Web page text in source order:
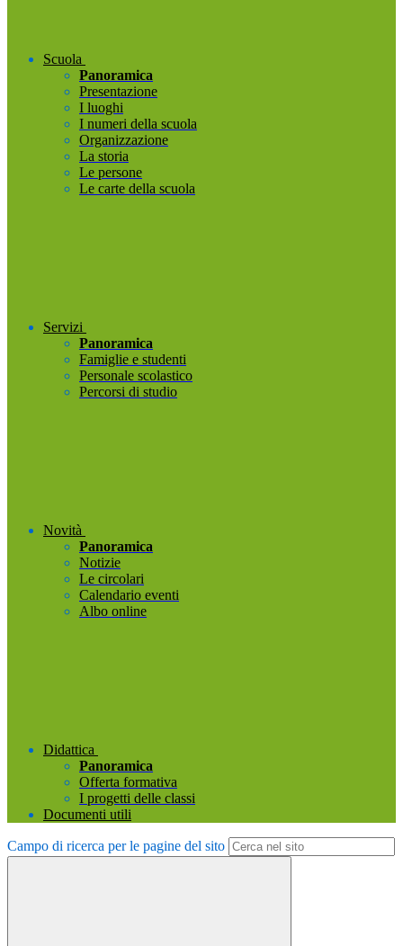
Scuola
Panoramica
Presentazione
I luoghi
I numeri della scuola
Organizzazione
La storia
Le persone
Le carte della scuola
Servizi
Panoramica
Famiglie e studenti
Personale scolastico
Percorsi di studio
Novità
Panoramica
Notizie
Le circolari
Calendario eventi
Albo online
Didattica
Panoramica
Offerta formativa
I progetti delle classi
Documenti utili
Campo di ricerca per le pagine del sito